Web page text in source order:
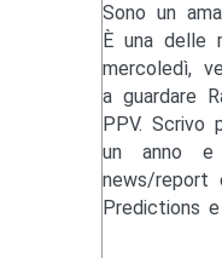
Sono un
È una delle
mercoledì,
a guardare
PPV. Scrivo
un anno e
news/report
Predictions